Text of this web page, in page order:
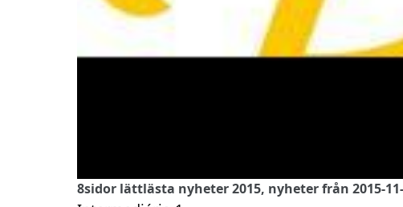
8sidor lättlästa nyheter 2015, nyheter från 2015-